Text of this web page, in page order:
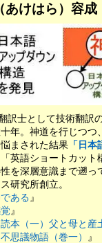
あけはら）容成
訳士として技術翻訳
年。神道を行じつつ
まされた結果 「日
英語ショートカット
を深層意識まで遡っ
研究所創立。
ある 』
』
本（一）父と母と産
思議物語（巻一） 』